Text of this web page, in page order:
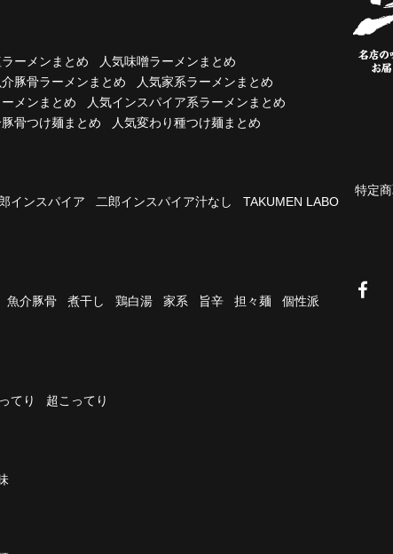
ラーメンまとめ
人気味噌ラーメンまとめ
介豚骨ラーメンまとめ
人気家系ラーメンまとめ
メンまとめ
人気インスパイア系ラーメンまとめ
豚骨つけ麺まとめ 人気変わり種つけ麺まとめ
インスパイア 二郎インスパイア汁なし
TAKUMEN LABO
魚介豚骨 煮干し 鶏白湯 家系 旨辛 担々麺
個性派
てり 超こってり
特定